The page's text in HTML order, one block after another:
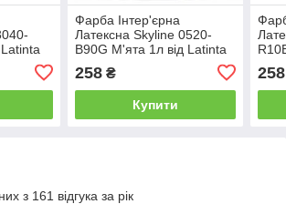
Latinta
Фарба Інтер'єрна
Латексна Skyline 0520-
B90G М'ята 1л від Latinta
258₴
Купити
258
з 161 відгука за рік